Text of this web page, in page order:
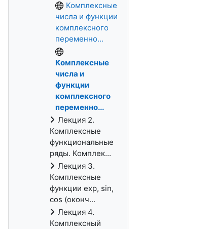
Комплексные
числа и функции
комплексного
переменно...
Комплексные
числа и
функции
комплексного
переменно...
Лекция 2.
Комплексные
функциональные
ряды. Комплек...
Лекция 3.
Комплексные
функции exp, sin,
cos (оконч...
Лекция 4.
Комплексный